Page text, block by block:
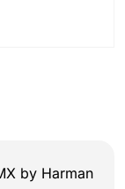
by Harman